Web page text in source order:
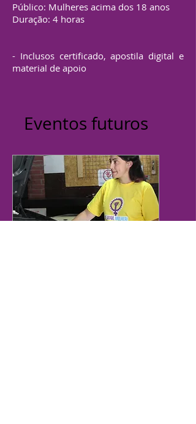
Público: Mulheres acima dos 18 anos
Duração: 4 horas
- Inclusos certificado, apostila digital e
material de apoio
Eventos futuros